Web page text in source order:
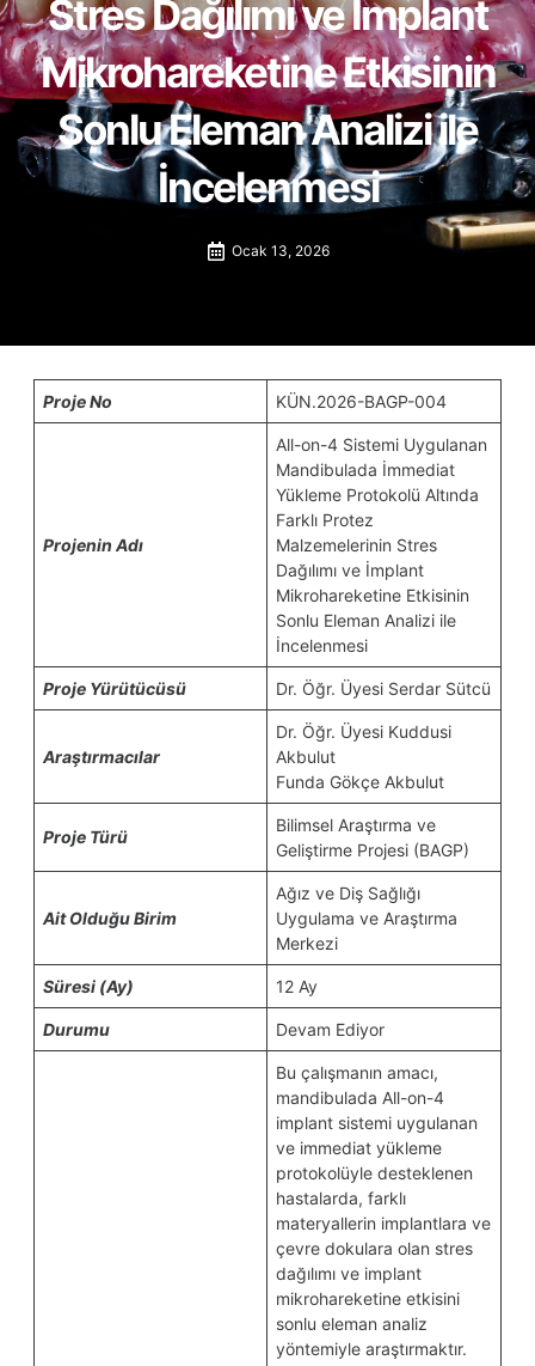
Stres Dağılımı ve İmplant
Mikrohareketine Etkisinin
Sonlu Eleman Analizi ile
İncelenmesi
Ocak 13, 2026
Proje No KÜN.2026-BAGP-004
Projenin Adı
All-on-4 Sistemi Uygulanan
Mandibulada İmmediat
Yükleme Protokolü Altında
Farklı Protez
Malzemelerinin Stres
Dağılımı ve İmplant
Mikrohareketine Etkisinin
Sonlu Eleman Analizi ile
İncelenmesi
Proje Yürütücüsü Dr. Öğr. Üyesi Serdar Sütcü
Araştırmacılar
Dr. Öğr. Üyesi Kuddusi
Akbulut
Funda Gökçe Akbulut
Proje Türü
Bilimsel Araştırma ve
Geliştirme Projesi (BAGP)
Ait Olduğu Birim
Ağız ve Diş Sağlığı
Uygulama ve Araştırma
Merkezi
Süresi (Ay) 12 Ay
Durumu Devam Ediyor
Bu çalışmanın amacı,
mandibulada All-on-4
implant sistemi uygulanan
ve immediat yükleme
protokolüyle desteklenen
hastalarda, farklı
materyallerin implantlara ve
çevre dokulara olan stres
dağılımı ve implant
mikrohareketine etkisini
sonlu eleman analiz
yöntemiyle araştırmaktır.